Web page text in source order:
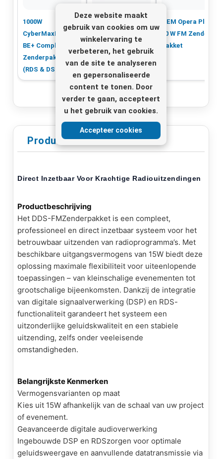
Deze website maakt
gebruik van cookies om uw
winkelervaring te
verbeteren, het gebruik
van de site te analyseren
en gepersonaliseerde
content te tonen. Door
verder te gaan, accepteert
u het gebruik van cookies.
Accepteer cookies
1000W
CyberMaxFM+
BE+ Compleet FM-
Zenderpakket
(RDS & DSP)
1000W GP antenne
TEM Opera Plus
10 W FM Zender
pakket
Productinformatie
Direct Inzetbaar Voor Krachtige Radiouitzendingen
Productbeschrijving
Het DDS-FMZenderpakket is een compleet,
professioneel en direct inzetbaar systeem voor het
betrouwbaar uitzenden van radioprogramma’s. Met
beschikbare uitgangsvermogens van 15W biedt deze
oplossing maximale flexibiliteit voor uiteenlopende
toepassingen – van kleinschalige evenementen tot
grootschalige bijeenkomsten. Dankzij de integratie
van digitale signaalverwerking (DSP) en RDS-
functionaliteit garandeert het systeem een
uitzonderlijke geluidskwaliteit en een stabiele
uitzending, zelfs onder veeleisende
omstandigheden.
Belangrijkste Kenmerken
Vermogensvarianten op maat
Kies uit 15W afhankelijk van de schaal van uw project
of evenement.
Geavanceerde digitale audioverwerking
Ingebouwde DSP en RDSzorgen voor optimale
geluidsweergave en aanvullende datatransmissie via